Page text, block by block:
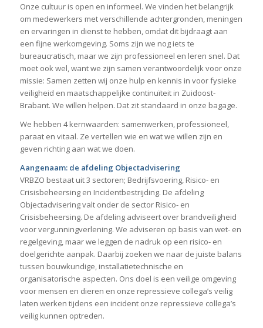
Onze cultuur is open en informeel. We vinden het belangrijk
om medewerkers met verschillende achtergronden, meningen
en ervaringen in dienst te hebben, omdat dit bijdraagt aan
een fijne werkomgeving. Soms zijn we nog iets te
bureaucratisch, maar we zijn professioneel en leren snel. Dat
moet ook wel, want we zijn samen verantwoordelijk voor onze
missie: Samen zetten wij onze hulp en kennis in voor fysieke
veiligheid en maatschappelijke continuïteit in Zuidoost-
Brabant. We willen helpen. Dat zit standaard in onze bagage.
We hebben 4 kernwaarden: samenwerken, professioneel,
paraat en vitaal. Ze vertellen wie en wat we willen zijn en
geven richting aan wat we doen.
Aangenaam: de afdeling Objectadvisering
VRBZO bestaat uit 3 sectoren; Bedrijfsvoering, Risico- en
Crisisbeheersing en Incidentbestrijding. De afdeling
Objectadvisering valt onder de sector Risico- en
Crisisbeheersing. De afdeling adviseert over brandveiligheid
voor vergunningverlening. We adviseren op basis van wet- en
regelgeving, maar we leggen de nadruk op een risico- en
doelgerichte aanpak. Daarbij zoeken we naar de juiste balans
tussen bouwkundige, installatietechnische en
organisatorische aspecten. Ons doel is een veilige omgeving
voor mensen en dieren en onze repressieve collega’s veilig
laten werken tijdens een incident onze repressieve collega’s
veilig kunnen optreden.